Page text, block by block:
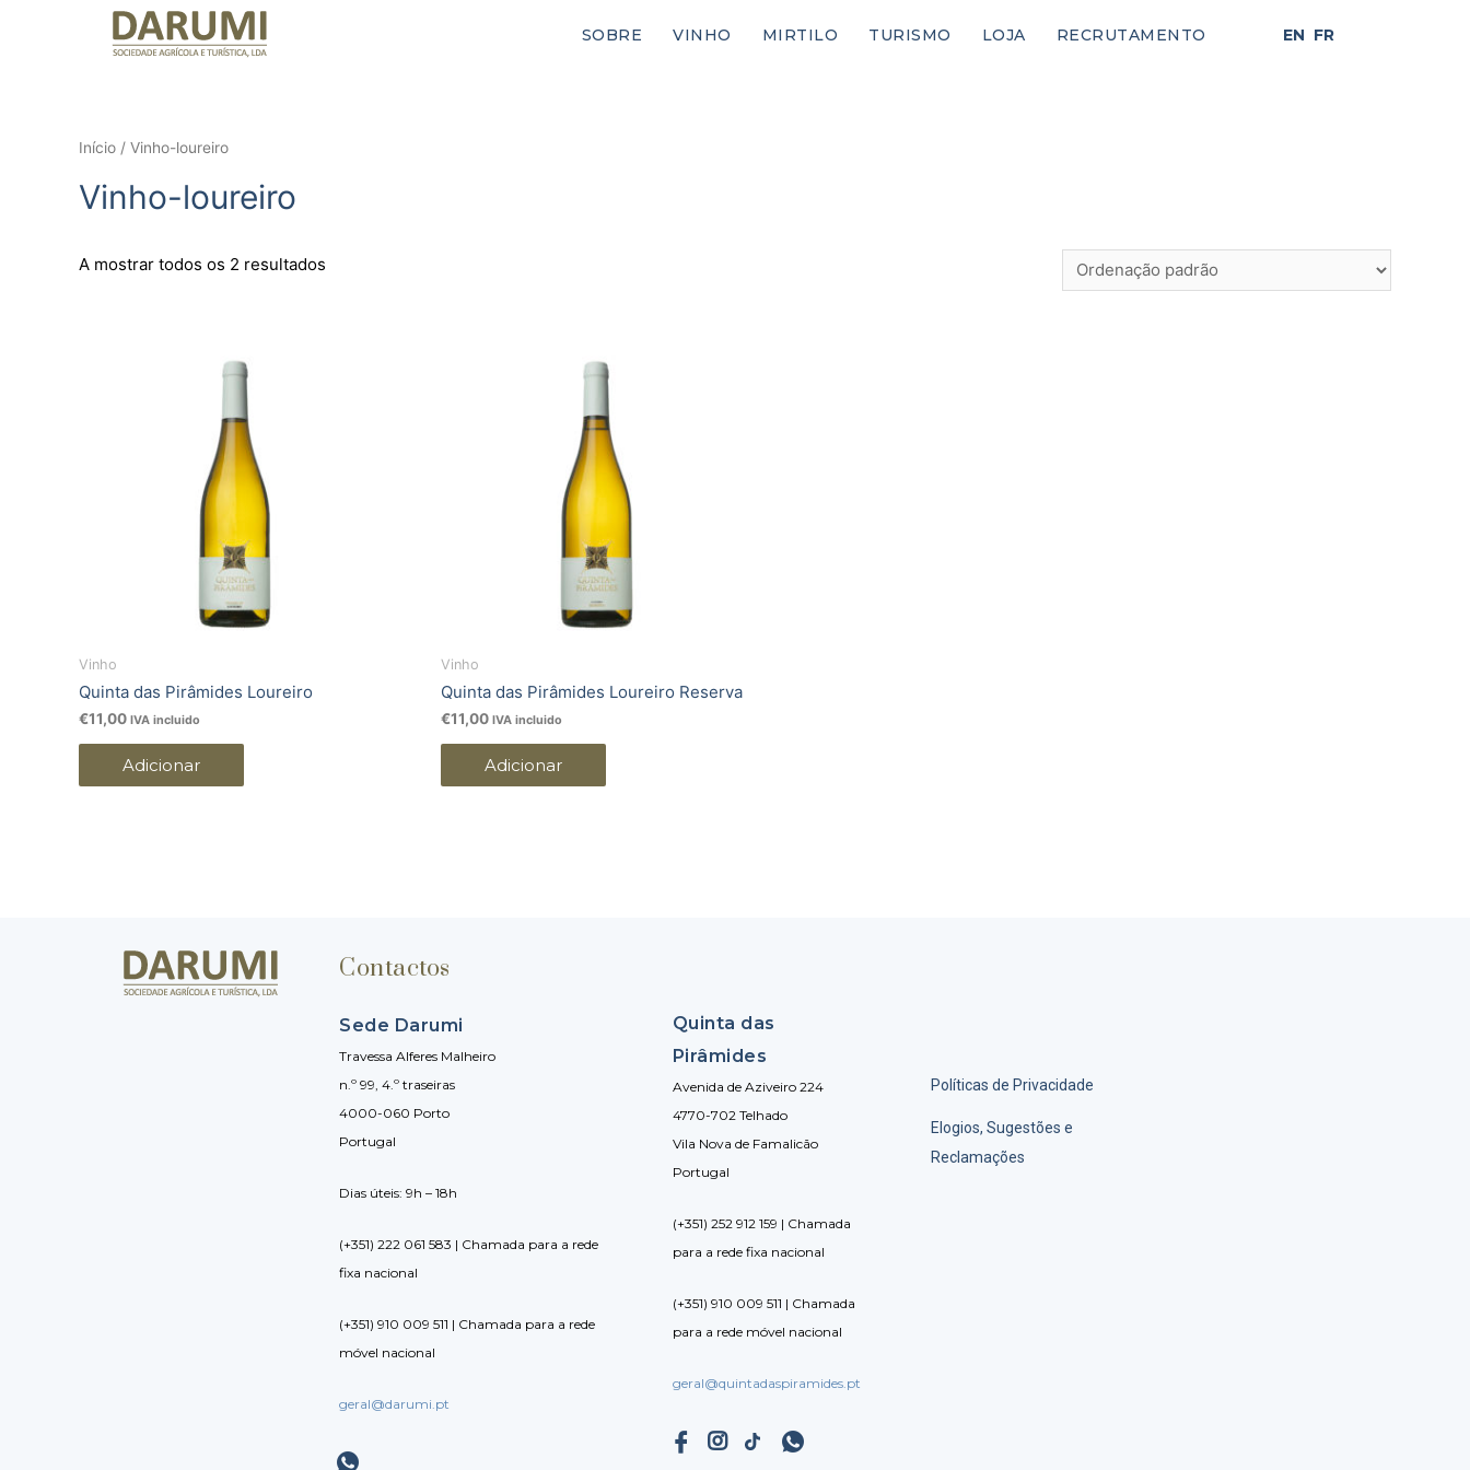
SOBRE VINHO MIRTILO TURISMO LOJA RECRUTAMENTO EN FR
Início / Vinho-loureiro
Vinho-loureiro
A mostrar todos os 2 resultados
Vinho
Quinta das Pirâmides Loureiro
€11,00 IVA incluido
Adicionar
Vinho
Quinta das Pirâmides Loureiro Reserva
€11,00 IVA incluido
Adicionar
Contactos
Sede Darumi
Travessa Alferes Malheiro
n.º 99, 4.º traseiras
4000-060 Porto
Portugal
Dias úteis: 9h – 18h
(+351) 222 061 583 | Chamada para a rede
fixa nacional
(+351) 910 009 511 | Chamada para a rede
móvel nacional
geral@darumi.pt
Quinta das
Pirâmides
Avenida de Aziveiro 224
4770-702 Telhado
Vila Nova de Famalicão
Portugal
(+351) 252 912 159 | Chamada
para a rede fixa nacional
(+351) 910 009 511 | Chamada
para a rede móvel nacional
geral@quintadaspiramides.pt
Políticas de Privacidade
Elogios, Sugestões e
Reclamações